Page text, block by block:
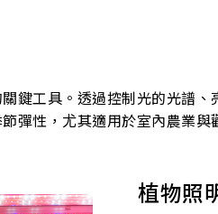
鍵工具。透過控制光的光譜
彈性，尤其適用於室內農業與
植物照